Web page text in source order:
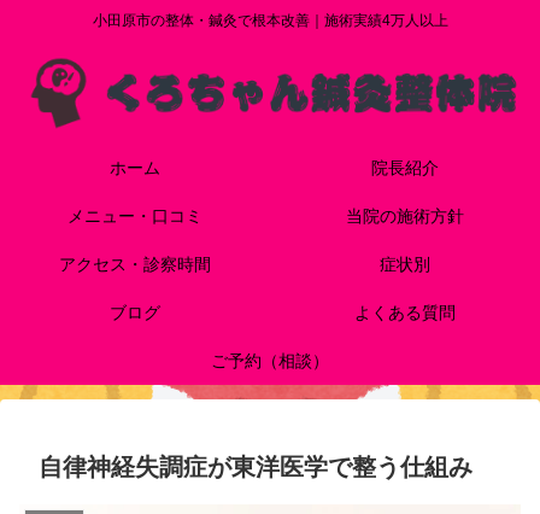
小田原市の整体・鍼灸で根本改善｜施術実績4万人以上
ホーム 院長紹介
メニュー・口コミ 当院の施術方針
アクセス・診察時間 症状別
ブログ よくある質問
ご予約（相談）
自律神経失調症が東洋医学で整う仕組み